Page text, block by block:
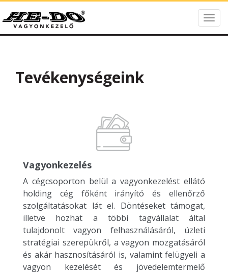
HE-DO
Tevékenységeink
Vagyonkezelés
A cégcsoporton belül a vagyonkezelést ellátó
holding cég főként irányító és ellenőrző
szolgáltatásokat lát el. Döntéseket támogat,
illetve hozhat a többi tagvállalat által
tulajdonolt vagyon felhasználásáról, üzleti
stratégiai szerepükről, a vagyon mozgatásáról
és akár hasznosításáról is, valamint felügyeli a
vagyon kezelését és jövedelemtermelő